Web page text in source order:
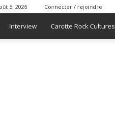
5, 2026 Connecter / rejoindre
Interview Carotte Rock Cultures